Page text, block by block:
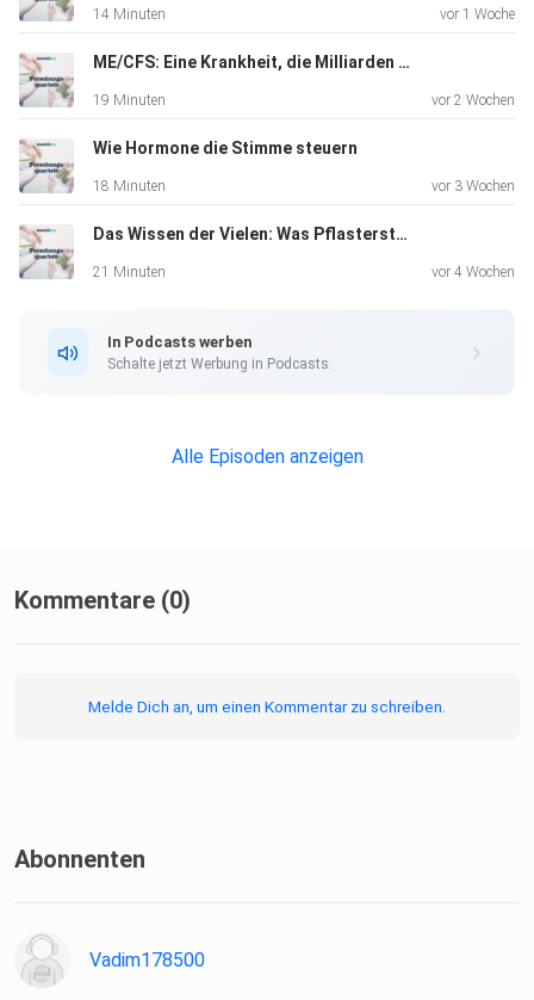
14 Minuten vor 1 Woche
ME/CFS: Eine Krankheit, die Milliarden kostet
19 Minuten vor 2 Wochen
Wie Hormone die Stimme steuern
18 Minuten vor 3 Wochen
Das Wissen der Vielen: Was Pflastersteine über die Vergangenheit verraten
21 Minuten vor 4 Wochen
In Podcasts werben
Schalte jetzt Werbung in Podcasts.
Alle Episoden anzeigen
Kommentare (0)
Melde Dich an, um einen Kommentar zu schreiben.
Abonnenten
Vadim178500